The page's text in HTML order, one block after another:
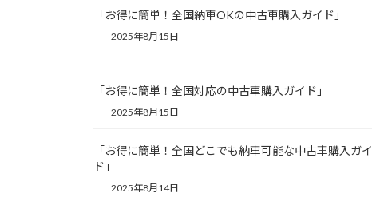
「お得に簡単！全国納車OKの中古車購入ガイド」
2025年8月15日
「お得に簡単！全国対応の中古車購入ガイド」
2025年8月15日
「お得に簡単！全国どこでも納車可能な中古車購入ガイ
ド」
2025年8月14日